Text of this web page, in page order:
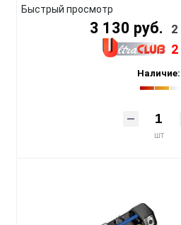
Быстрый просмотр
3 130 руб. 2
2
Наличие:
шт